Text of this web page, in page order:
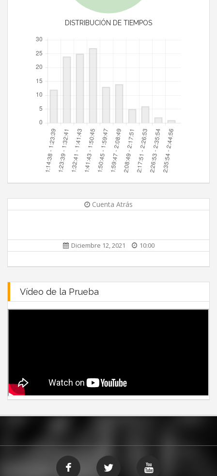
DISTRIBUCIÓN DE TIEMPOS
Cuenta Atrás
Diciembre 12, 2021 10:00
Vídeo de la Prueba